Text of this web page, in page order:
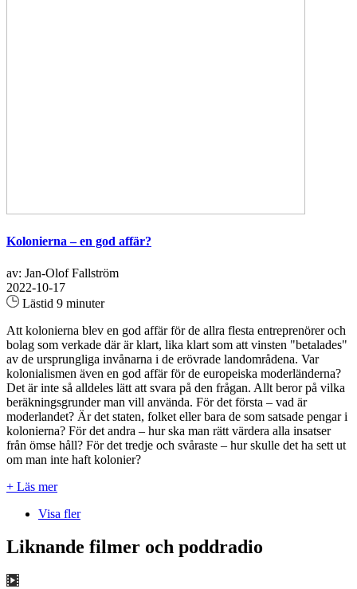
Kolonierna – en god affär?
av: Jan-Olof Fallström
2022-10-17
Lästid 9 minuter
Att kolonierna blev en god affär för de allra flesta entreprenörer och
bolag som verkade där är klart, lika klart som att vinsten "betalades"
av de ursprungliga invånarna i de erövrade landområdena. Var
kolonialismen även en god affär för de europeiska moderländerna?
Det är inte så alldeles lätt att svara på den frågan. Allt beror på vilka
beräkningsgrunder man vill använda. För det första – vad är
moderlandet? Är det staten, folket eller bara de som satsade pengar i
kolonierna? För det andra – hur ska man rätt värdera alla insatser
från ömse håll? För det tredje och svåraste – hur skulle det ha sett ut
om man inte haft kolonier?
+ Läs mer
Visa fler
Liknande filmer och poddradio